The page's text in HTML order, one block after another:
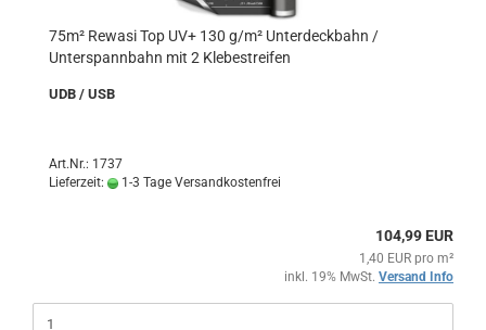
75m² Rewasi Top UV+ 130 g/m² Unterdeckbahn /
Unterspannbahn mit 2 Klebestreifen
UDB / USB
Art.Nr.: 1737
Lieferzeit:
1-3 Tage Versandkostenfrei
104,99 EUR
1,40 EUR pro m²
inkl. 19% MwSt. Versand Info